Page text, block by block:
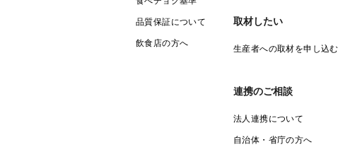
品質保証について
飲食店の方へ
取材したい
生産者への取材を申し込む
連携のご相談
法人連携について
自治体・省庁の方へ